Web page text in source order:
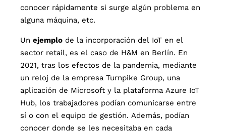
conocer rápidamente si surge algún problema en
alguna máquina, etc.
Un ejemplo de la incorporación del IoT en el
sector retail, es el caso de H&M en Berlín. En
2021, tras los efectos de la pandemia, mediante
un reloj de la empresa Turnpike Group, una
aplicación de Microsoft y la plataforma Azure IoT
Hub, los trabajadores podían comunicarse entre
sí o con el equipo de gestión. Además, podían
conocer donde se les necesitaba en cada